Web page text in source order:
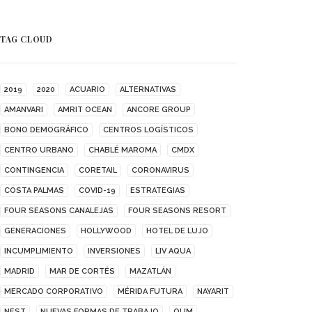
TAG CLOUD
2019 2020 ACUARIO ALTERNATIVAS
AMANVARI AMRIT OCEAN ANCORE GROUP
BONO DEMOGRÁFICO CENTROS LOGÍSTICOS
CENTRO URBANO CHABLÉ MAROMA CMDX
CONTINGENCIA CORETAIL CORONAVIRUS
COSTA PALMAS COVID-19 ESTRATEGIAS
FOUR SEASONS CANALEJAS FOUR SEASONS RESORT
GENERACIONES HOLLYWOOD HOTEL DE LUJO
INCUMPLIMIENTO INVERSIONES LIV AQUA
MADRID MAR DE CORTÉS MAZATLÁN
MERCADO CORPORATIVO MÉRIDA FUTURA NAYARIT